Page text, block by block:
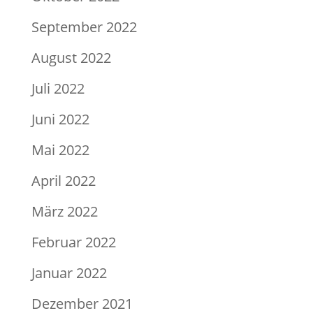
September 2022
August 2022
Juli 2022
Juni 2022
Mai 2022
April 2022
März 2022
Februar 2022
Januar 2022
Dezember 2021